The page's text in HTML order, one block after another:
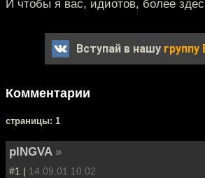
И чтобы я вас, идиотов, более
Вступай в нашу
Комментарии
cтраницы: 1
pINGVA »
#1 | 14.09.01 10:02